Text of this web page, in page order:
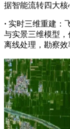
据智能流转四大核
· 实时三维重建：
与实景三维模型
离线处理，勘察效